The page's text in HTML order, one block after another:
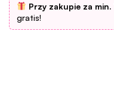
Przy zakupie za min.
gratis!